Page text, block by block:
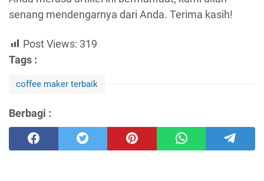
senang mendengarnya dari Anda. Terima kasih!
Post Views: 319
Tags :
coffee maker terbaik
Berbagi :